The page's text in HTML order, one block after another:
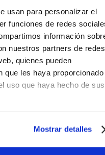
usan para personalizar el
funciones de redes
información
nuestros partners de redes
quienes pueden
que les haya proporcionado
uso que haya hecho de sus
Mostrar detalles
Pedal de sustain
Walters Sustain SV